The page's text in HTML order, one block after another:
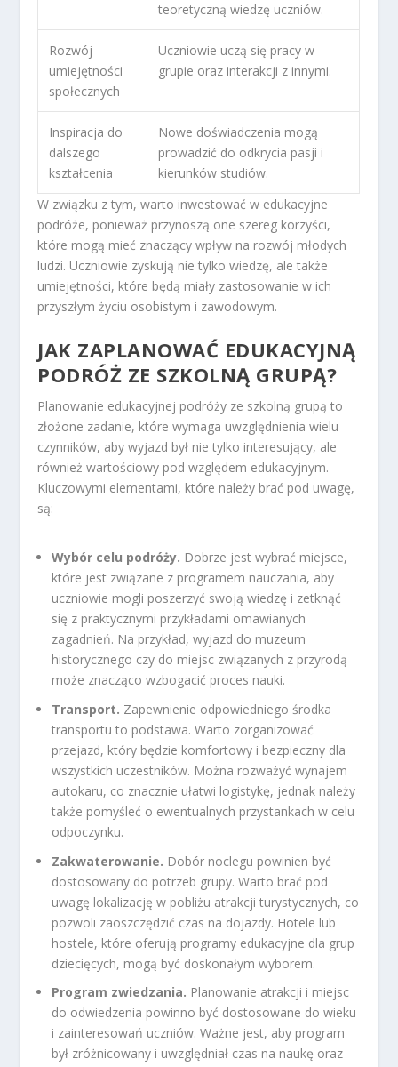
teoretyczną wiedzę uczniów.
Rozwój
umiejętności
społecznych
Uczniowie uczą się pracy w
grupie oraz interakcji z innymi.
Inspiracja do
dalszego
kształcenia
Nowe doświadczenia mogą
prowadzić do odkrycia pasji i
kierunków studiów.
W związku z tym, warto inwestować w edukacyjne
podróże, ponieważ przynoszą one szereg korzyści,
które mogą mieć znaczący wpływ na rozwój młodych
ludzi. Uczniowie zyskują nie tylko wiedzę, ale także
umiejętności, które będą miały zastosowanie w ich
przyszłym życiu osobistym i zawodowym.
JAK ZAPLANOWAĆ EDUKACYJNĄ
PODRÓŻ ZE SZKOLNĄ GRUPĄ?
Planowanie edukacyjnej podróży ze szkolną grupą to
złożone zadanie, które wymaga uwzględnienia wielu
czynników, aby wyjazd był nie tylko interesujący, ale
również wartościowy pod względem edukacyjnym.
Kluczowymi elementami, które należy brać pod uwagę,
są:
Wybór celu podróży. Dobrze jest wybrać miejsce,
które jest związane z programem nauczania, aby
uczniowie mogli poszerzyć swoją wiedzę i zetknąć
się z praktycznymi przykładami omawianych
zagadnień. Na przykład, wyjazd do muzeum
historycznego czy do miejsc związanych z przyrodą
może znacząco wzbogacić proces nauki.
Transport. Zapewnienie odpowiedniego środka
transportu to podstawa. Warto zorganizować
przejazd, który będzie komfortowy i bezpieczny dla
wszystkich uczestników. Można rozważyć wynajem
autokaru, co znacznie ułatwi logistykę, jednak należy
także pomyśleć o ewentualnych przystankach w celu
odpoczynku.
Zakwaterowanie. Dobór noclegu powinien być
dostosowany do potrzeb grupy. Warto brać pod
uwagę lokalizację w pobliżu atrakcji turystycznych, co
pozwoli zaoszczędzić czas na dojazdy. Hotele lub
hostele, które oferują programy edukacyjne dla grup
dziecięcych, mogą być doskonałym wyborem.
Program zwiedzania. Planowanie atrakcji i miejsc
do odwiedzenia powinno być dostosowane do wieku
i zainteresowań uczniów. Ważne jest, aby program
był zróżnicowany i uwzględniał czas na naukę oraz